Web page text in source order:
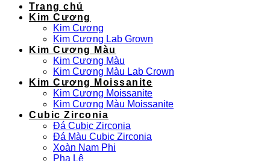
Trang chủ
Kim Cương
Kim Cương
Kim Cương Lab Grown
Kim Cương Màu
Kim Cương Màu
Kim Cương Màu Lab Crown
Kim Cương Moissanite
Kim Cương Moissanite
Kim Cương Màu Moissanite
Cubic Zirconia
Đá Cubic Zirconia
Đá Màu Cubic Zirconia
Xoàn Nam Phi
Pha Lê